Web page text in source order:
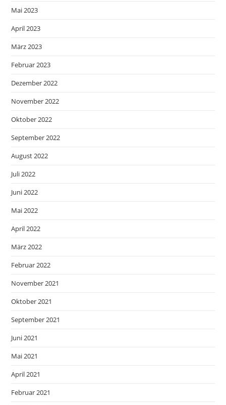
Mai 2023
April 2023
März 2023
Februar 2023
Dezember 2022
November 2022
Oktober 2022
September 2022
August 2022
Juli 2022
Juni 2022
Mai 2022
April 2022
März 2022
Februar 2022
November 2021
Oktober 2021
September 2021
Juni 2021
Mai 2021
April 2021
Februar 2021